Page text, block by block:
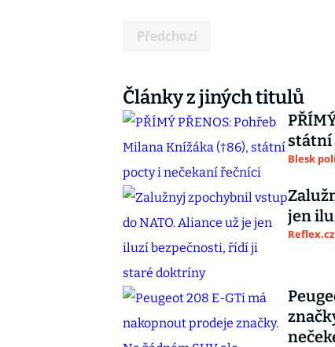
Předchozí
Články z jiných titulů
státní
Blesk
jen
Reflex.cz